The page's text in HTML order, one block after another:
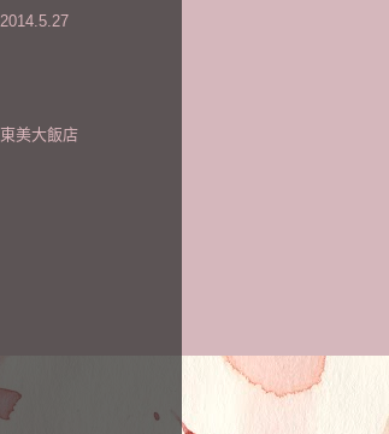
2014.5.27
東美大飯店